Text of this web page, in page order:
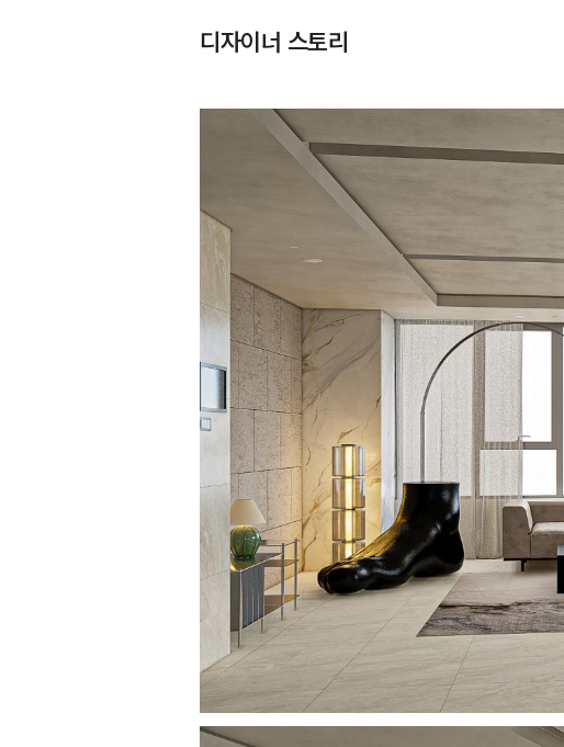
디자이너 스토리